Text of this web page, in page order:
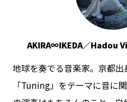
AKIRA∞IKEDA／Hadou
地球を奏でる音楽家。京都出
「Tuning」をテーマに音に